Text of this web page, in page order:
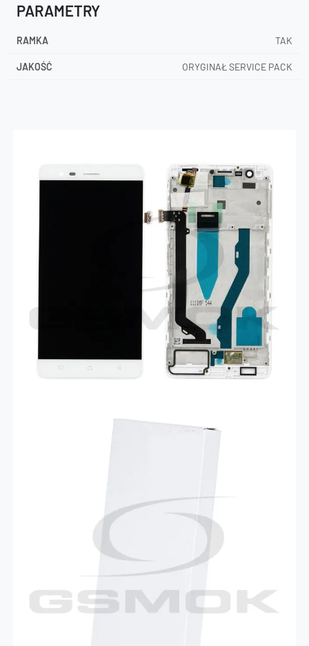
PARAMETRY
RAMKA TAK
JAKOŚĆ ORYGINAŁ SERVICE PACK